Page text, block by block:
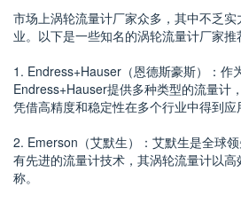
市场上涡轮流量计厂家众多，其中不乏
业。以下是一些知名的涡轮流量计厂家推
1. Endress+Hauser（恩德斯豪斯）：作
Endress+Hauser提供多种类型的流量计
凭借高精度和稳定性在多个行业中得到应
2. Emerson（艾默生）：艾默生是全球
有先进的流量计技术，其涡轮流量计以
称。